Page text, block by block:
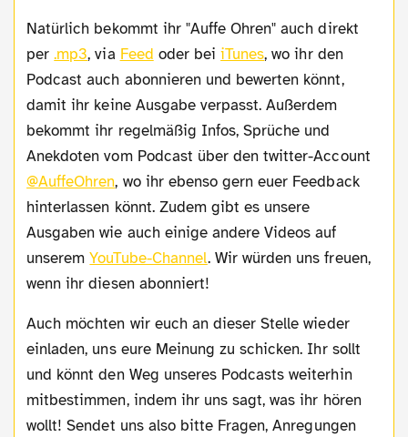
Natürlich bekommt ihr "Auffe Ohren" auch direkt
per.mp3, via Feed oder beiiTunes, wo ihr den
Podcast auch abonnieren und bewerten könnt,
damit ihr keine Ausgabe verpasst. Außerdem
bekommt ihr regelmäßig Infos, Sprüche und
Anekdoten vom Podcast über den twitter-Account
@AuffeOhren, wo ihr ebenso gern euer Feedback
hinterlassen könnt. Zudem gibt es unsere
Ausgaben wie auch einige andere Videos auf
unseremYouTube-Channel. Wir würden uns freuen,
wenn ihr diesen abonniert!
Auch möchten wir euch an dieser Stelle wieder
einladen, uns eure Meinung zu schicken. Ihr sollt
und könnt den Weg unseres Podcasts weiterhin
mitbestimmen, indem ihr uns sagt, was ihr hören
wollt! Sendet uns also bitte Fragen, Anregungen